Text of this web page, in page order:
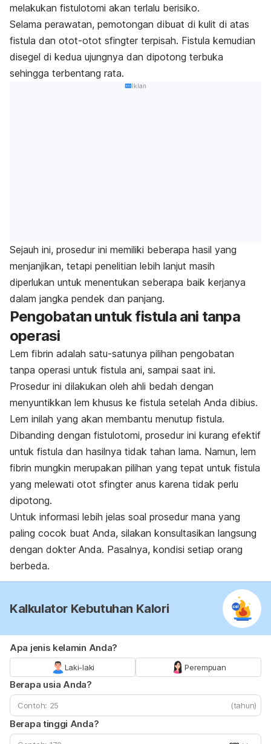
melakukan fistulotomi akan terlalu berisiko.
Selama perawatan, pemotongan dibuat di kulit di atas
fistula dan otot-otot sfingter terpisah. Fistula kemudian
disegel di kedua ujungnya dan dipotong terbuka
sehingga terbentang rata.
Iklan
Sejauh ini, prosedur ini memiliki beberapa hasil yang
menjanjikan, tetapi penelitian lebih lanjut masih
diperlukan untuk menentukan seberapa baik kerjanya
dalam jangka pendek dan panjang.
Pengobatan untuk fistula ani tanpa
operasi
Lem fibrin adalah satu-satunya pilihan pengobatan
tanpa operasi untuk fistula ani, sampai saat ini.
Prosedur ini dilakukan oleh ahli bedah dengan
menyuntikkan lem khusus ke fistula setelah Anda dibius.
Lem inilah yang akan membantu menutup fistula.
Dibanding dengan fistulotomi, prosedur ini kurang efektif
untuk fistula dan hasilnya tidak tahan lama. Namun, lem
fibrin mungkin merupakan pilihan yang tepat untuk fistula
yang melewati otot sfingter anus karena tidak perlu
dipotong.
Untuk informasi lebih jelas soal prosedur mana yang
paling cocok buat Anda, silakan konsultasikan langsung
dengan dokter Anda. Pasalnya, kondisi setiap orang
berbeda.
Kalkulator Kebutuhan Kalori
Apa jenis kelamin Anda?
Laki-laki Perempuan
Berapa usia Anda?
(tahun)
Berapa tinggi Anda?